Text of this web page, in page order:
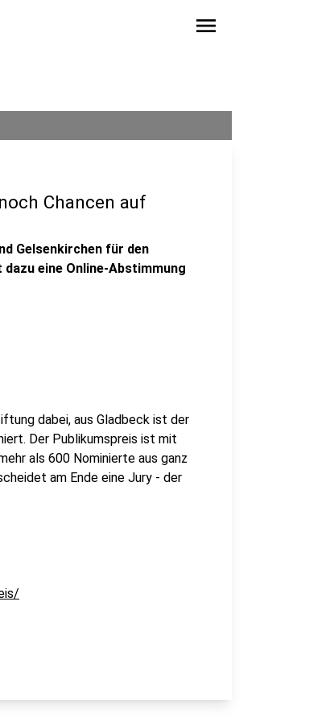
menu
Chancen auf
Gelsenkirchen für den
eine Online-Abstimmung
dabei, aus Gladbeck ist der
Der Publikumspreis ist mit
als 600 Nominierte aus ganz
am Ende eine Jury - der